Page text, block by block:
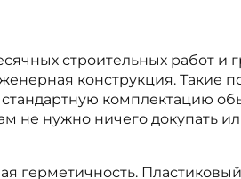
строительных работ и
конструкция.
комплектацию
нужно ничего докупать